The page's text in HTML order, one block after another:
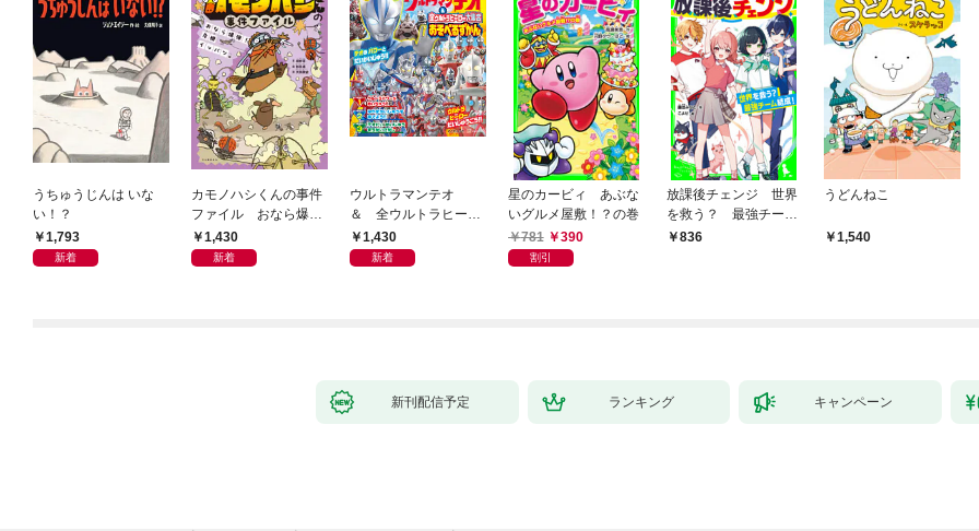
うちゅうじんは いな
い！？
1,793
新着
カモノハシくんの事件
ファイル おなら爆
弾！ 危機イッパツ編
1,430
新着
ウルトラマンテオ
＆ 全ウルトラヒーロ
ー大集合 あそべるず
かん
1,430
新着
星のカービィ あぶな
いグルメ屋敷！？の巻
781
390
割引
放課後チェンジ 世界
を救う？ 最強チーム
結成！
836
うどんねこ
1,540
新刊配信予定 ランキング キャンペーン